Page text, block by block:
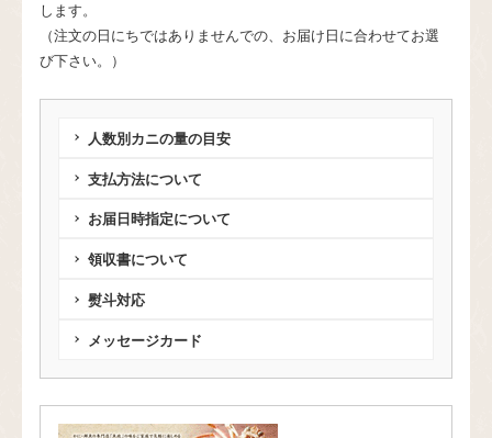
します。
（注文の日にちではありませんでの、お届け日に合わせてお選
び下さい。）
人数別カニの量の目安
支払方法について
お届日時指定について
領収書について
熨斗対応
メッセージカード